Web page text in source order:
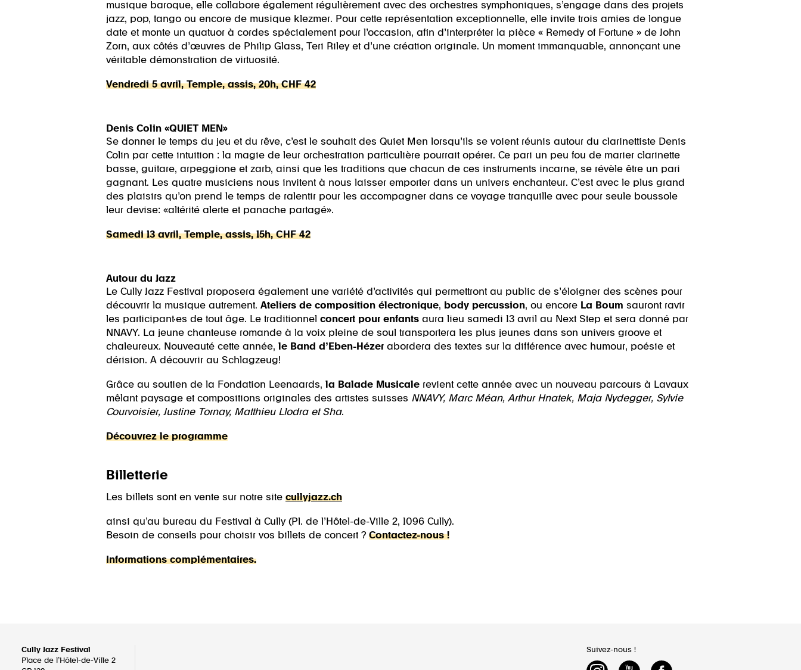
musique baroque, elle collabore également régulièrement avec des orchestres symphoniques, s’engage dans des projets
jazz, pop, tango ou encore de musique klezmer. Pour cette représentation exceptionnelle, elle invite trois amies de longue
date et monte un quatuor à cordes spécialement pour l’occasion, afin d’interpréter la pièce « Remedy of Fortune » de John
Zorn, aux côtés d’œuvres de Philip Glass, Teri Riley et d’une création originale. Un moment immanquable, annonçant une
véritable démonstration de virtuosité.
Vendredi 5 avril, Temple, assis, 20h, CHF 42
Denis Colin «QUIET MEN»
Se donner le temps du jeu et du rêve, c’est le souhait des Quiet Men lorsqu’ils se voient réunis autour du clarinettiste Denis
Colin par cette intuition : la magie de leur orchestration particulière pourrait opérer. Ce pari un peu fou de marier clarinette
basse, guitare, arpeggione et zarb, ainsi que les traditions que chacun de ces instruments incarne, se révèle être un pari
gagnant. Les quatre musiciens nous invitent à nous laisser emporter dans un univers enchanteur. C’est avec le plus grand
des plaisirs qu’on prend le temps de ralentir pour les accompagner dans ce voyage tranquille avec pour seule boussole
leur devise: «altérité alerte et panache partagé».
Samedi 13 avril, Temple, assis, 15h, CHF 42
Autour du Jazz
Le Cully Jazz Festival proposera également une variété d’activités qui permettront au public de s’éloigner des scènes pour
découvrir la musique autrement. Ateliers de composition électronique, body percussion, ou encore La Boum sauront ravir
les participant·es de tout âge. Le traditionnel concert pour enfants aura lieu samedi 13 avril au Next Step et sera donné par
NNAVY. La jeune chanteuse romande à la voix pleine de soul transportera les plus jeunes dans son univers groove et
chaleureux. Nouveauté cette année, le Band d’Eben-Hézer abordera des textes sur la différence avec humour, poésie et
dérision. A découvrir au Schlagzeug!
Grâce au soutien de la Fondation Leenaards, la Balade Musicale revient cette année avec un nouveau parcours à Lavaux
mêlant paysage et compositions originales des artistes suisses NNAVY, Marc Méan, Arthur Hnatek, Maja Nydegger, Sylvie
Courvoisier, Justine Tornay, Matthieu Llodra et Sha.
Découvrez le programme
Billetterie
Les billets sont en vente sur notre site cullyjazz.ch
ainsi qu’au bureau du Festival à Cully (Pl. de l’Hôtel-de-Ville 2, 1096 Cully).
Besoin de conseils pour choisir vos billets de concert ? Contactez-nous !
Informations complémentaires.
Cully Jazz Festival
Place de l’Hôtel-de-Ville 2
Suivez-nous !